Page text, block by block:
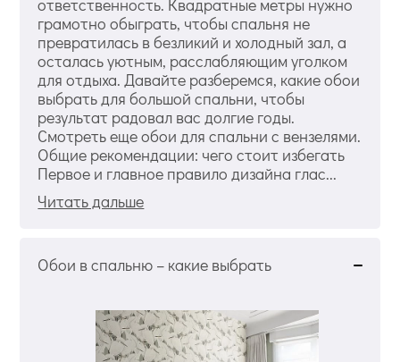
ответственность. Квадратные метры нужно
грамотно обыграть, чтобы спальня не
превратилась в безликий и холодный зал, а
осталась уютным, расслабляющим уголком
для отдыха. Давайте разберемся, какие обои
выбрать для большой спальни, чтобы
результат радовал вас долгие годы.
Смотреть еще обои для спальни с вензелями.
Общие рекомендации: чего стоит избегать
Первое и главное правило дизайна глас...
Читать дальше
Обои в спальню – какие выбрать